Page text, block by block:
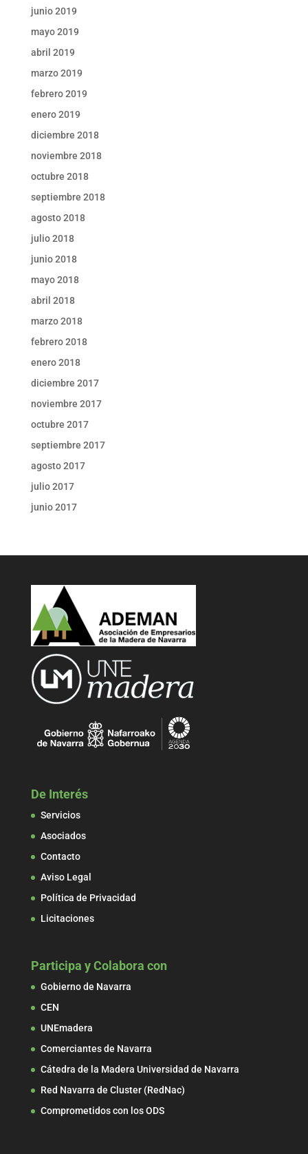
junio 2019
mayo 2019
abril 2019
marzo 2019
febrero 2019
enero 2019
diciembre 2018
noviembre 2018
octubre 2018
septiembre 2018
agosto 2018
julio 2018
junio 2018
mayo 2018
abril 2018
marzo 2018
febrero 2018
enero 2018
diciembre 2017
noviembre 2017
octubre 2017
septiembre 2017
agosto 2017
julio 2017
junio 2017
De Interés
Servicios
Asociados
Contacto
Aviso Legal
Política de Privacidad
Licitaciones
Participa y Colabora con
Gobierno de Navarra
CEN
UNEmadera
Comerciantes de Navarra
Cátedra de la Madera Universidad de Navarra
Red Navarra de Cluster (RedNac)
Comprometidos con los ODS